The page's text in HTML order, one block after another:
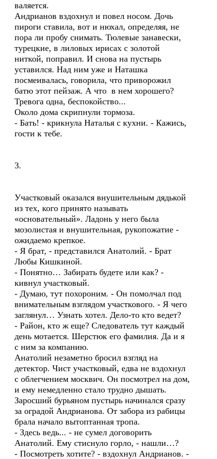
валяется.
Андрианов вздохнул и повел носом. Дочь
пироги ставила, вот и нюхал, определяя, не
пора ли пробу снимать. Тюлевые занавески,
турецкие, в лиловых ирисах с золотой
ниткой, поправил. И снова на пустырь
уставился. Над ним уже и Наташка
посмеивалась, говорила, что приворожил
батю этот пейзаж. А что в нем хорошего?
Тревога одна, беспокойство...
Около дома скрипнули тормоза.
- Бать! - крикнула Наталья с кухни. - Кажись,
гости к тебе.
3.
Участковый оказался внушительным дядькой
из тех, кого принято называть
«основательный». Ладонь у него была
мозолистая и внушительная, рукопожатие -
ожидаемо крепкое.
- Я брат, - представился Анатолий. - Брат
Любы Кишкиной.
- Понятно… Забирать будете или как? -
кивнул участковый.
- Думаю, тут похороним. - Он помолчал под
внимательным взглядом участкового. - Я чего
заглянул… Узнать хотел. Дело-то кто ведет?
- Район, кто ж еще? Следователь тут каждый
день мотается. Шерстюк его фамилия. Да и я
с ним за компанию.
Анатолий незаметно бросил взгляд на
детектор. Чист участковый, едва не вздохнул
с облегчением москвич. Он посмотрел на дом,
и ему немедленно стало трудно дышать.
Заросший бурьяном пустырь начинался сразу
за оградой Андрианова. От забора из рабицы
брала начало вытоптанная тропа.
- Здесь ведь... - не сумел договорить
Анатолий. Ему стиснуло горло, - нашли…?
- Посмотреть хотите? - вздохнул Андрианов. -